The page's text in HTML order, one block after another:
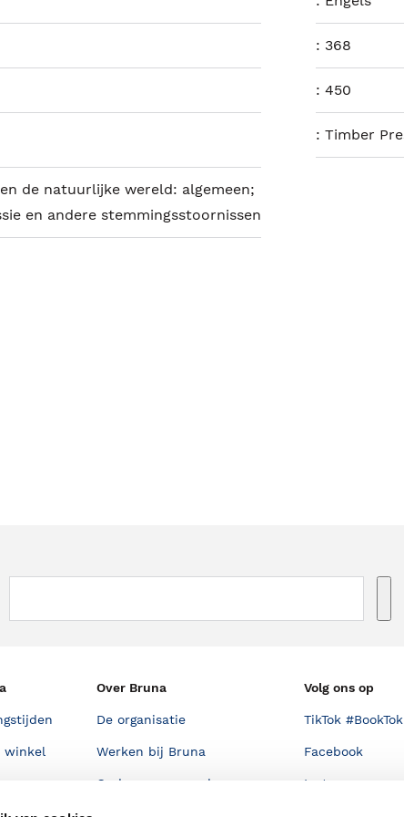
:368
:450
:Timber
de natuurlijke wereld: algemeen;
en andere stemmingsstoornissen
winkel
Over Bruna
De organisatie
Werken bij Bruna
Ondernemer worden
Volg ons op
TikTok #BookTok
Facebook
Instagram